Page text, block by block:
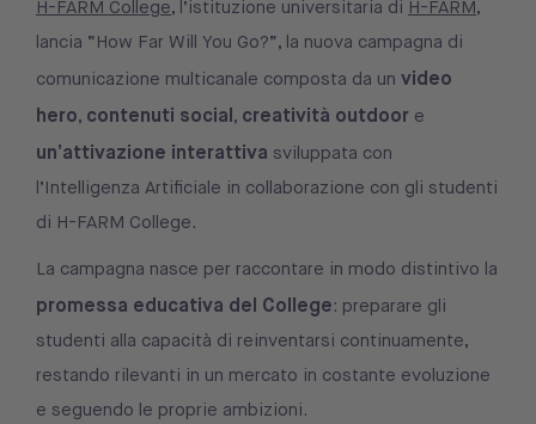
H-FARM College, l’istituzione universitaria di H-FARM,
lancia “How Far Will You Go?”, la nuova campagna di
comunicazione multicanale composta da un video
hero, contenuti social, creatività outdoor e
un’attivazione interattiva sviluppata con
l’Intelligenza Artificiale in collaborazione con gli studenti
di H-FARM College.
La campagna nasce per raccontare in modo distintivo la
promessa educativa del College: preparare gli
studenti alla capacità di reinventarsi continuamente,
restando rilevanti in un mercato in costante evoluzione
e seguendo le proprie ambizioni.